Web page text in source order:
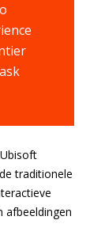
traditionele
afbeeldingen